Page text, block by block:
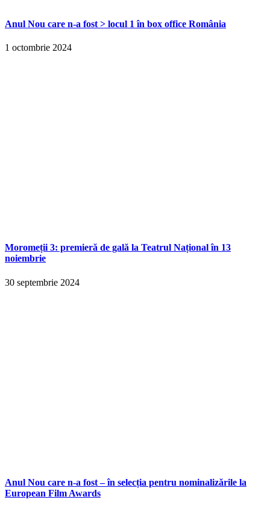
Anul Nou care n-a fost > locul 1 în box office România
1 octombrie 2024
Moromeții 3: premieră de gală la Teatrul Național în 13
noiembrie
30 septembrie 2024
Anul Nou care n-a fost – în selecția pentru nominalizările la
European Film Awards